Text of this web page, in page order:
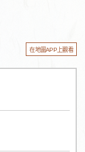
在地圖APP上觀看